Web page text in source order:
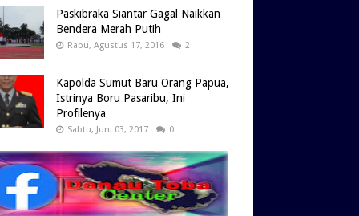
Paskibraka Siantar Gagal Naikkan
Bendera Merah Putih
Rabu, Agustus 17, 2016 2
Kapolda Sumut Baru Orang Papua,
Istrinya Boru Pasaribu, Ini
Profilenya
Sabtu, Juni 03, 2017 0